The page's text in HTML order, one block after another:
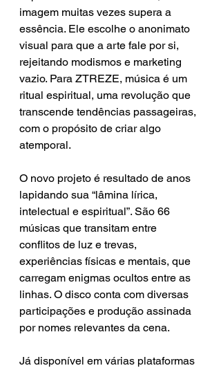
imagem muitas vezes supera a
essência. Ele escolhe o anonimato
visual para que a arte fale por si,
rejeitando modismos e marketing
vazio. Para ZTREZE, música é um
ritual espiritual, uma revolução que
transcende tendências passageiras,
com o propósito de criar algo
atemporal.
O novo projeto é resultado de anos
lapidando sua “lâmina lírica,
intelectual e espiritual”. São 66
músicas que transitam entre
conflitos de luz e trevas,
experiências físicas e mentais, que
carregam enigmas ocultos entre as
linhas. O disco conta com diversas
participações e produção assinada
por nomes relevantes da cena.
Já disponível em várias plataformas